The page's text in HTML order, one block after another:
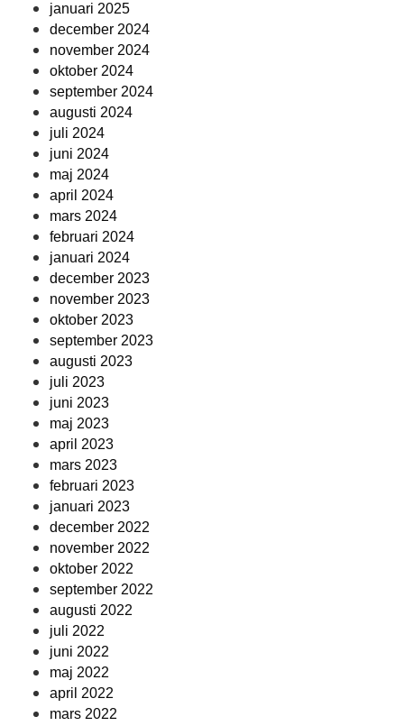
januari 2025
december 2024
november 2024
oktober 2024
september 2024
augusti 2024
juli 2024
juni 2024
maj 2024
april 2024
mars 2024
februari 2024
januari 2024
december 2023
november 2023
oktober 2023
september 2023
augusti 2023
juli 2023
juni 2023
maj 2023
april 2023
mars 2023
februari 2023
januari 2023
december 2022
november 2022
oktober 2022
september 2022
augusti 2022
juli 2022
juni 2022
maj 2022
april 2022
mars 2022